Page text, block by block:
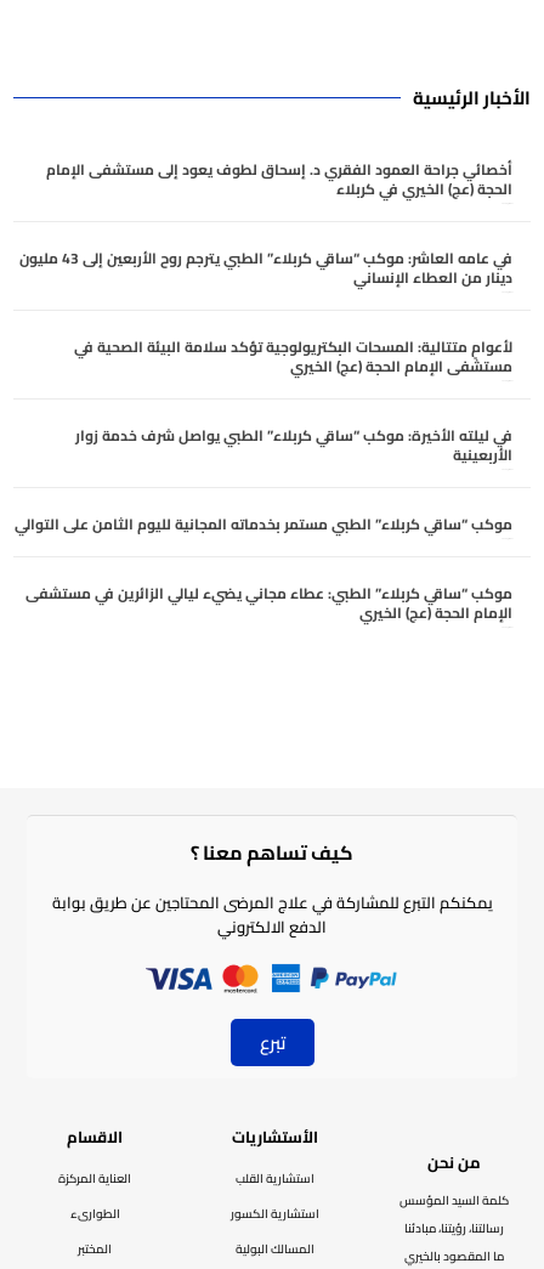
الأخبار الرئيسية
أخصائي جراحة العمود الفقري د. إسحاق لطوف يعود إلى مستشفى الإمام
الحجة (عج) الخيري في كربلاء
في عامه العاشر: موكب “ساقي كربلاء” الطبي يترجم روح الأربعين إلى 43 مليون
دينار من العطاء الإنساني
لأعوامٍ متتالية: المسحات البكتريولوجية تؤكد سلامة البيئة الصحية في
مستشفى الإمام الحجة (عج) الخيري
في ليلته الأخيرة: موكب “ساقي كربلاء” الطبي يواصل شرف خدمة زوار
الأربعينية
موكب “ساقي كربلاء” الطبي مستمر بخدماته المجانية لليوم الثامن على التوالي
موكب “ساقي كربلاء” الطبي: عطاء مجاني يضيء ليالي الزائرين في مستشفى
الإمام الحجة (عج) الخيري
الاقسام
العناية المركزة
الطوارىء
المختبر
الأستشاريات
استشارية القلب
استشارية الكسور
المسالك البولية
من نحن
كلمة السيد المؤسس
رسالتنا، رؤيتنا، مبادئنا
ما المقصود بالخيري
كيف تساهم معنا ؟​
يمكنكم التبرع للمشاركة في علاج المرضى المحتاجين عن طريق بوابة
الدفع الالكتروني
تبرع